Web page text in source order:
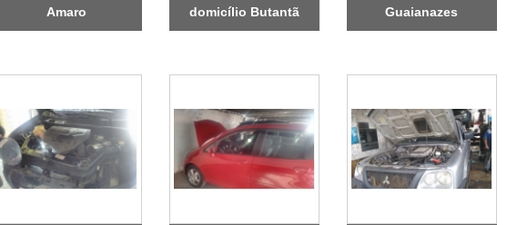
Amaro
domicílio Butantã
Guaianazes